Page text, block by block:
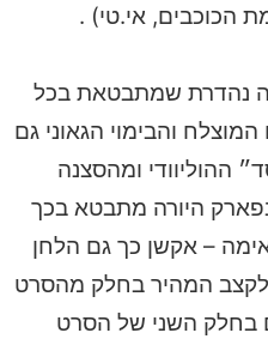
הכוכבים, אי.טי) .
נהדרת שמתבטאת בכל
והבימוי הגאוני גם
ההוליוודי ומהסצנה
היורה מתבטא בכך
– אקשן כך גם הלחן
לקצב המהיר בחלק מהסרט
בחלק השני של הסרט